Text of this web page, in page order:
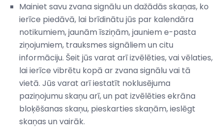
Mainiet savu zvana signālu un dažādās skaņas, ko
ierīce piedāvā, lai brīdinātu jūs par kalendāra
notikumiem, jaunām īsziņām, jauniem e-pasta
ziņojumiem, trauksmes signāliem un citu
informāciju. Šeit jūs varat arī izvēlēties, vai vēlaties,
lai ierīce vibrētu kopā ar zvana signālu vai tā
vietā. Jūs varat arī iestatīt noklusējuma
paziņojumu skaņu arī, un pat izvēlēties ekrāna
bloķēšanas skaņu, pieskarties skaņām, ieslēgt
skaņas un vairāk.